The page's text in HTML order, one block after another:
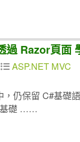
過 Razor頁面
ASP.NET MVC
，仍保留 C#基礎
基礎 ……